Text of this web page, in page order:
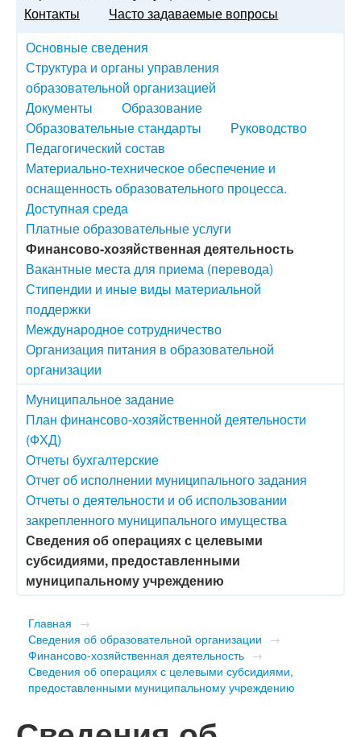
Контакты
Часто задаваемые вопросы
Основные сведения
Структура и органы управления
образовательной организацией
Документы
Образование
Образовательные стандарты
Руководство
Педагогический состав
Материально-техническое обеспечение и
оснащенность образовательного процесса.
Доступная среда
Платные образовательные услуги
Финансово-хозяйственная деятельность
Вакантные места для приема (перевода)
Стипендии и иные виды материальной
поддержки
Международное сотрудничество
Организация питания в образовательной
организации
Муниципальное задание
План финансово-хозяйственной деятельности
(ФХД)
Отчеты бухгалтерские
Отчет об исполнении муниципального задания
Отчеты о деятельности и об использовании
закрепленного муниципального имущества
Сведения об операциях с целевыми
субсидиями, предоставленными
муниципальному учреждению
Главная →
Сведения об образовательной организации →
Финансово-хозяйственная деятельность →
Сведения об операциях с целевыми субсидиями,
предоставленными муниципальному учреждению